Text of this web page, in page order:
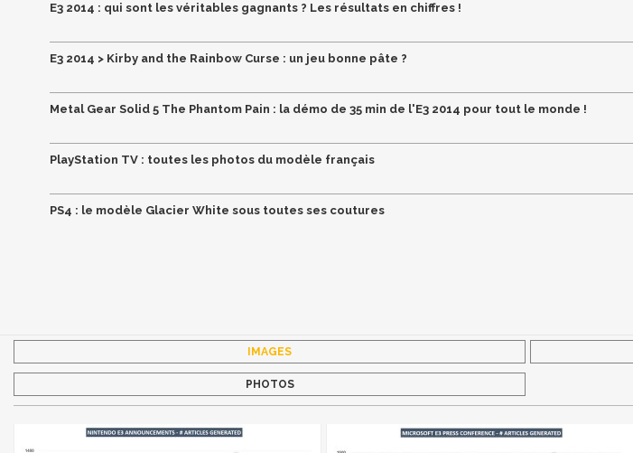
E3 2014 : qui sont les véritables gagnants ? Les résultats en chiffres !
E3 2014 > Kirby and the Rainbow Curse : un jeu bonne pâte ?
Metal Gear Solid 5 The Phantom Pain : la démo de 35 min de l'E3 2014 pour tout le monde !
PlayStation TV : toutes les photos du modèle français
PS4 : le modèle Glacier White sous toutes ses coutures
IMAGES
PHOTOS